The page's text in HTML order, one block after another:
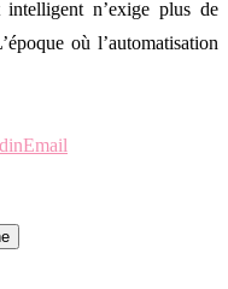
intelligent n’exige plus de
où l’automatisation
Email